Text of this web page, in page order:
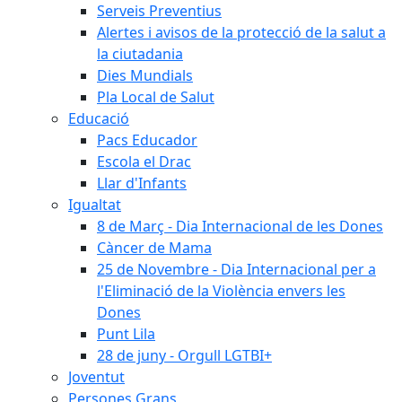
Serveis Preventius
Alertes i avisos de la protecció de la salut a
la ciutadania
Dies Mundials
Pla Local de Salut
Educació
Pacs Educador
Escola el Drac
Llar d'Infants
Igualtat
8 de Març - Dia Internacional de les Dones
Càncer de Mama
25 de Novembre - Dia Internacional per a
l'Eliminació de la Violència envers les
Dones
Punt Lila
28 de juny - Orgull LGTBI+
Joventut